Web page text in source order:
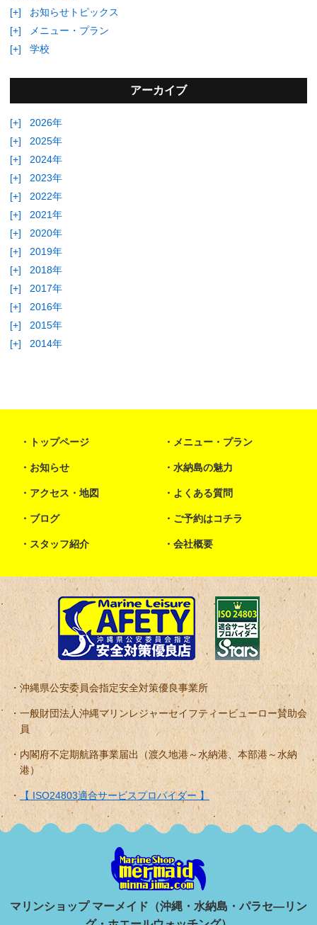
[+]
お知らせトピックス
[+]
メニュー・プラン
[+]
学校
アーカイブ
[+]
2026年
[+]
2025年
[+]
2024年
[+]
2023年
[+]
2022年
[+]
2021年
[+]
2020年
[+]
2019年
[+]
2018年
[+]
2017年
[+]
2016年
[+]
2015年
[+]
2014年
トップページ メニュー・プラン
お知らせ 水納島の魅力
アクセス・地図 よくある質問
ブログ ご予約はコチラ
スタッフ紹介 会社概要
沖縄県公安委員会指定安全対策優良事業所
一般財団法人沖縄マリンレジャーセイフティービューロー賛助会
員
内閣府不定期航路事業届出（渡久地港～水納港、本部港～水納
港）
【 ISO24803適合サービスプロバイダー 】
マリンショップ マーメイド（沖縄・水納島・パラセ―リン